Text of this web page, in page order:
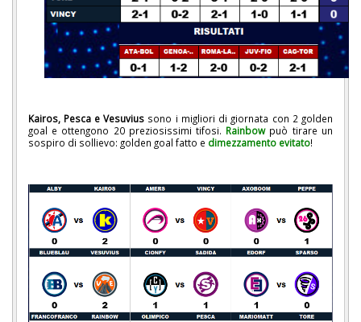
Kairos, Pesca e Vesuvius sono i migliori di giornata con 2 golden
goal e ottengono 20 preziosissimi tifosi. Rainbow può tirare un
sospiro di sollievo: golden goal fatto e dimezzamento evitato!